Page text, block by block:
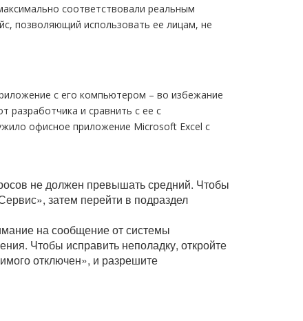
соответствовали реальным
позволяющий использовать ее лицам, не
с его компьютером – во избежание
разработчика и сравнить с ее с
офисное приложение Microsoft Exсel с
не должен превышать средний. Чтобы
затем перейти в подраздел
на сообщение от системы
Чтобы исправить неполадку, откройте
отключен», и разрешите